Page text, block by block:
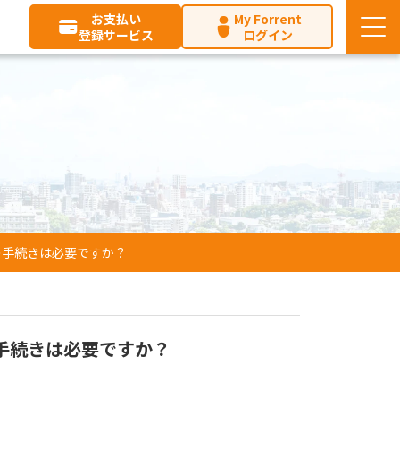
お支払い
登録サービス
My Forrent
ログイン
続きは必要ですか？
きは必要ですか？